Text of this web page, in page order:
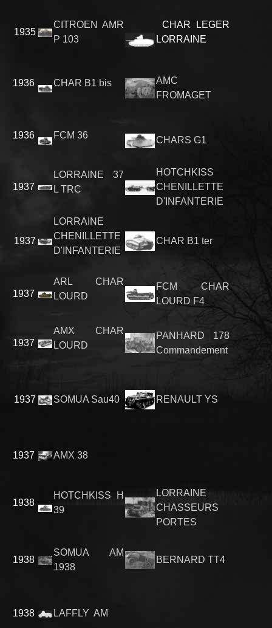
1935
CITROEN AMR
P 103
CHAR LEGER
LORRAINE
1936 CHAR B1 bis
AMC
FROMAGET
1936 FCM 36 CHARS G1
1937
LORRAINE 37
L TRC
HOTCHKISS
CHENILLETTE
D'INFANTERIE
1937
LORRAINE
CHENILLETTE
D'INFANTERIE
CHAR B1 ter
1937
ARL CHAR
LOURD
FCM CHAR
LOURD F4
1937
AMX CHAR
LOURD
PANHARD 178
Commandement
1937 SOMUA Sau40 RENAULT YS
1937 AMX 38
1938
HOTCHKISS H
39
LORRAINE
CHASSEURS
PORTES
1938
SOMUA AM
1938
BERNARD TT4
1938 LAFFLY AM